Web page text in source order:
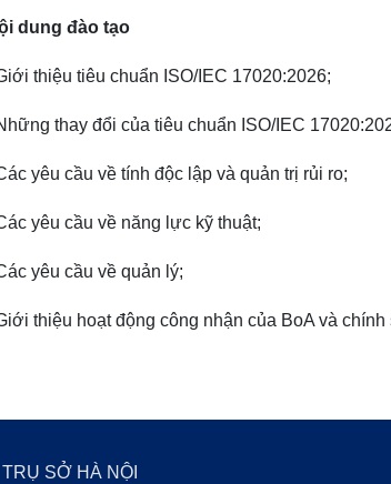
dung đào tạo
thiệu tiêu chuẩn ISO/IEC 17020:2026;
thay đổi của tiêu chuẩn ISO/IEC
yêu cầu về tính độc lập và quản trị rủi ro;
yêu cầu về năng lực kỹ thuật;
yêu cầu về quản lý;
thiệu hoạt động công nhận của BoA và
TRỤ SỞ HÀ NỘI